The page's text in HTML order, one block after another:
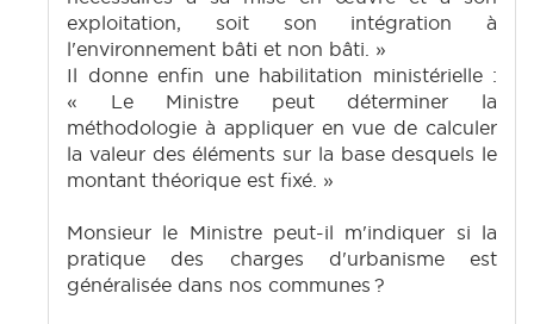
exploitation, soit son intégration à
l'environnement bâti et non bâti. »
Il donne enfin une habilitation ministérielle :
« Le Ministre peut déterminer la
méthodologie à appliquer en vue de calculer
la valeur des éléments sur la base desquels le
montant théorique est fixé. »
Monsieur le Ministre peut-il m'indiquer si la
pratique des charges d'urbanisme est
généralisée dans nos communes ?